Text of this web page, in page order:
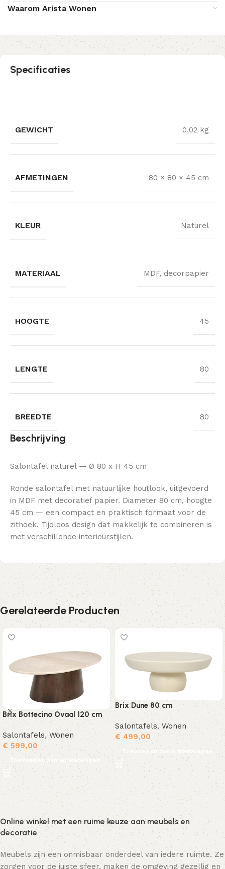
Waarom Arista Wonen
Specificaties
GEWICHT 0,02 kg
AFMETINGEN 80 × 80 × 45 cm
KLEUR Naturel
MATERIAAL MDF, decorpapier
HOOGTE 45
LENGTE 80
BREEDTE 80
Beschrijving
Salontafel naturel — Ø 80 x H 45 cm
Ronde salontafel met natuurlijke houtlook, uitgevoerd
in MDF met decoratief papier. Diameter 80 cm, hoogte
45 cm — een compact en praktisch formaat voor de
zithoek. Tijdloos design dat makkelijk te combineren is
met verschillende interieurstijlen.
Gerelateerde Producten
Brix Bottecino Ovaal 120 cm
Salontafels, Wonen
€ 599,00
Toevoegen aan winkelwagen
Brix Dune 80 cm
Salontafels, Wonen
€ 499,00
Toevoegen aan winkelwagen
Online winkel met een ruime keuze aan meubels en
decoratie
Meubels zijn een onmisbaar onderdeel van iedere ruimte. Ze
zorgen voor de juiste sfeer, maken de omgeving gezellig en